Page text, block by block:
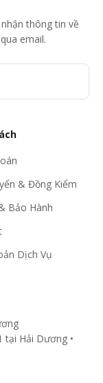
thông tin về
email.
& Đồng Kiểm
Bảo Hành
Dịch Vụ
tại Hải Dương •